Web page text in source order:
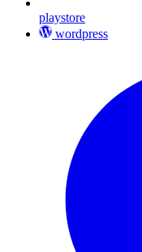
playstore
wordpress